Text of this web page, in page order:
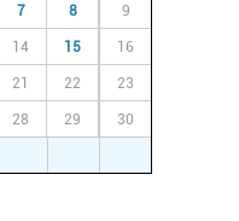
7 8 9
14 15 16
21 22 23
28 29 30